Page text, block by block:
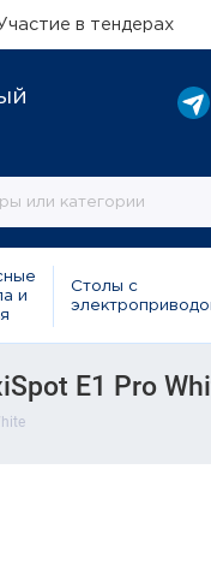
в тендерах
и
Столы с
E1 Pro